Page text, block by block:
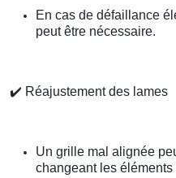
En cas de défaillance
peut être nécessaire.
✔️ Réajustement des lames
Un grille mal alignée
changeant les éléments